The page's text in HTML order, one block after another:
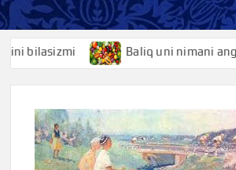
Baliq uni nimani